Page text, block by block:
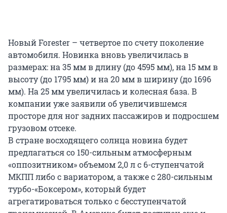
Новый Forester – четвертое по счету поколение
автомобиля. Новинка вновь увеличилась в
размерах: на 35 мм в длину (до 4595 мм), на 15 мм в
высоту (до 1795 мм) и на 20 мм в ширину (до 1696
мм). На 25 мм увеличилась и колесная база. В
компании уже заявили об увеличившемся
просторе для ног задних пассажиров и подросшем
грузовом отсеке.
В стране восходящего солнца новина будет
предлагаться со 150-сильным атмосферным
«оппозитником» объемом 2,0 л с 6-ступенчатой
МКПП либо с вариатором, а также с 280-сильным
турбо-«Боксером», который будет
агрегатироваться только с бесступенчатой